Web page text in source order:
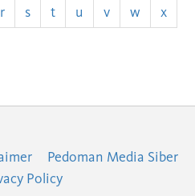
r s t u v w
x
Pedoman Media Siber
Policy